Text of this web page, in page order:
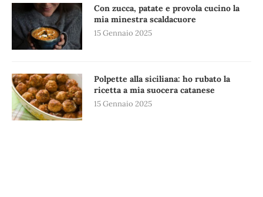
Con zucca, patate e provola cucino la
mia minestra scaldacuore
15 Gennaio 2025
Polpette alla siciliana: ho rubato la
ricetta a mia suocera catanese
15 Gennaio 2025